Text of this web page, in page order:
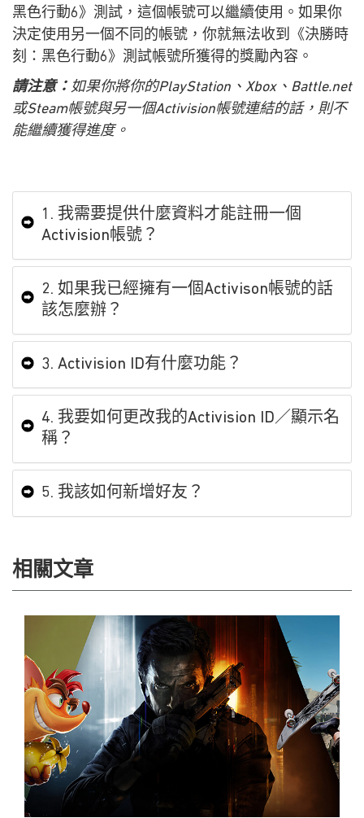
黑色行動6》測試，這個帳號可以繼續使用。如果你
決定使用另一個不同的帳號，你就無法收到《決勝時
刻：黑色行動6》測試帳號所獲得的獎勵內容。
請注意： 如果你將你的PlayStation、Xbox、Battle.net
或Steam帳號與另一個Activision帳號連結的話，則不
能繼續獲得進度。
1. 我需要提供什麼資料才能註冊一個
Activision帳號？
2. 如果我已經擁有一個Activison帳號的話
該怎麼辦？
3. Activision ID有什麼功能？
4. 我要如何更改我的Activision ID／顯示名
稱？
5. 我該如何新增好友？
相關文章